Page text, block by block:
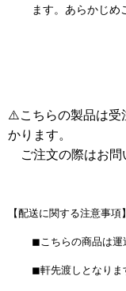
ます。あらかじめ
⚠️こちらの製品は受
かります。
ご注文の際はお問
【配送に関する注意事項】
◼︎こちらの商品は運
◼︎軒先渡しとなりま